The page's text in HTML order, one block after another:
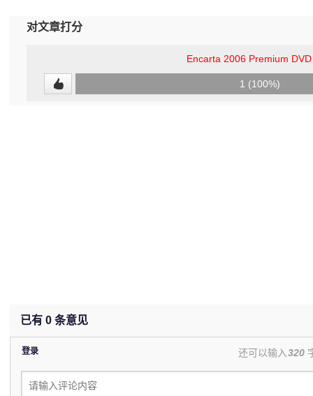
对文章打分
Encarta 2006 Premium
1 (100%)
已有 0 条意见
登录 还可以输入320